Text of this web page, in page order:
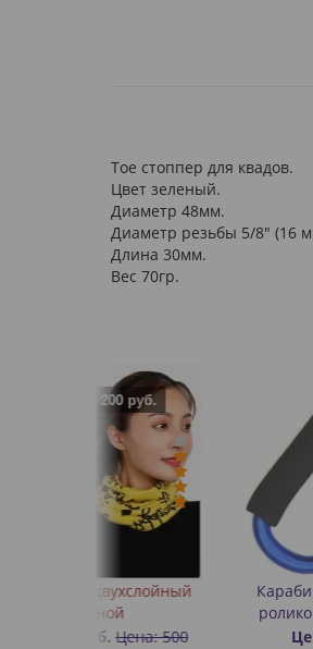
Тое стоппер для квадов.
Цвет зеленый.
Диаметр 48мм.
Диаметр резьбы 5/8" (16
Длина 30мм.
Вес 70гр.
Карабин для переноски
роликов алюминиевый
Цена: 400 руб.